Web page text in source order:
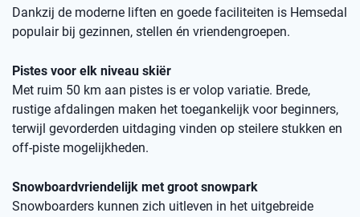
Dankzij de moderne liften en goede faciliteiten is Hemsedal
populair bij gezinnen, stellen én vriendengroepen.
Pistes voor elk niveau skiër
Met ruim 50 km aan pistes is er volop variatie. Brede,
rustige afdalingen maken het toegankelijk voor beginners,
terwijl gevorderden uitdaging vinden op steilere stukken en
off-piste mogelijkheden.
Snowboardvriendelijk met groot snowpark
Snowboarders kunnen zich uitleven in het uitgebreide